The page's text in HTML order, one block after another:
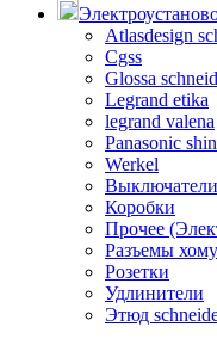
Atlasdesign
Cgss
Glossa
Legrand etika
legrand valena
Panasonic
Werkel
Выключатели
Коробки
Прочее
Разъемы
Розетки
Удлинители
Этюд